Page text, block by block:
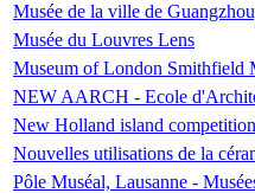
Musée de la ville de
Musée du Louvres Lens
Museum of London Smithfield
NEW AARCH - Ecole
New Holland island competition
Nouvelles utilisations de la
Pôle Muséal, Lausanne -